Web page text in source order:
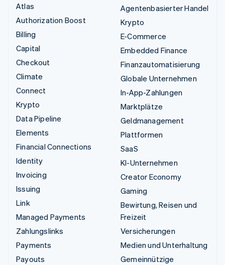
Atlas
Authorization Boost
Billing
Capital
Checkout
Climate
Connect
Krypto
Data Pipeline
Elements
Financial Connections
Identity
Invoicing
Issuing
Link
Managed Payments
Zahlungslinks
Payments
Payouts
Agentenbasierter Handel
Krypto
E-Commerce
Embedded Finance
Finanzautomatisierung
Globale Unternehmen
In-App-Zahlungen
Marktplätze
Geldmanagement
Plattformen
SaaS
KI-Unternehmen
Creator Economy
Gaming
Bewirtung, Reisen und
Freizeit
Versicherungen
Medien und Unterhaltung
Gemeinnützige